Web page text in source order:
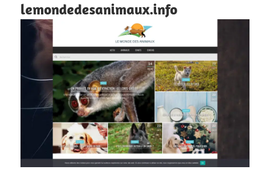
lemondedesanimaux.info